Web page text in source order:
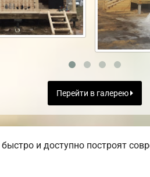
Перейти в галерею
и доступно построят